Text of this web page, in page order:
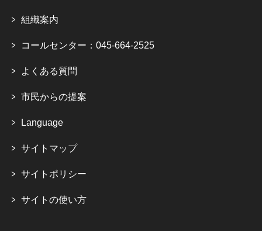
組織案内
コールセンター：045-664-2525
よくある質問
市民からの提案
Language
サイトマップ
サイトポリシー
サイトの使い方